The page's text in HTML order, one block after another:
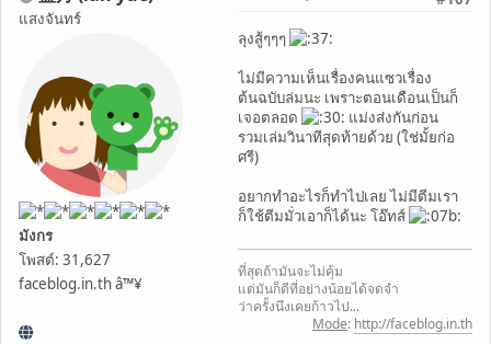
แสงจันทร์
มังกร
โพสต์: 31,627
faceblog.in.th â™¥
ลุงสู้ๆๆๆ
ไม่มีความเห็นเรื่องคนแซวเรื่อง
ต้นฉบับล่มนะ เพราะตอนเดือนเป็นก็
เจอตลอด
แม่งส่งกันก่อน
รวมเล่มวินาทีสุดท้ายด้วย (ใช่มั้ยก่อ
ศรี)
อยากทำอะไรก็ทำไปเลย ไม่มีตีมเรา
ก็ใช้ตีมมั่วเอาก็ได้นะ โอ๊ทส์
ที่สุดถ้ามันจะไม่คุ้ม
แต่มันก็ดีที่อย่างน้อยได้จดจำ
ว่าครั้งนึงเคยก้าวไป...
Mode: http://faceblog.in.th